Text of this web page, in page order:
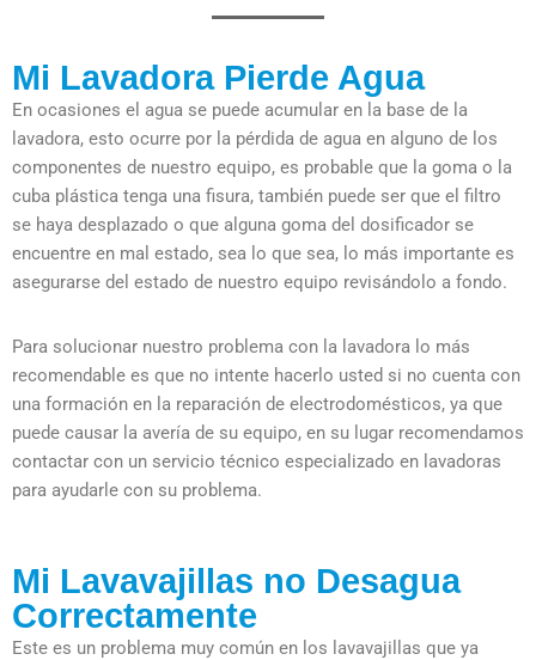
Mi Lavadora Pierde Agua
En ocasiones el agua se puede acumular en la base de la
lavadora, esto ocurre por la pérdida de agua en alguno de los
componentes de nuestro equipo, es probable que la goma o la
cuba plástica tenga una fisura, también puede ser que el filtro
se haya desplazado o que alguna goma del dosificador se
encuentre en mal estado, sea lo que sea, lo más importante es
asegurarse del estado de nuestro equipo revisándolo a fondo.
Para solucionar nuestro problema con la lavadora lo más
recomendable es que no intente hacerlo usted si no cuenta con
una formación en la reparación de electrodomésticos, ya que
puede causar la avería de su equipo, en su lugar recomendamos
contactar con un servicio técnico especializado en lavadoras
para ayudarle con su problema.
Mi Lavavajillas no Desagua
Correctamente
Este es un problema muy común en los lavavajillas que ya